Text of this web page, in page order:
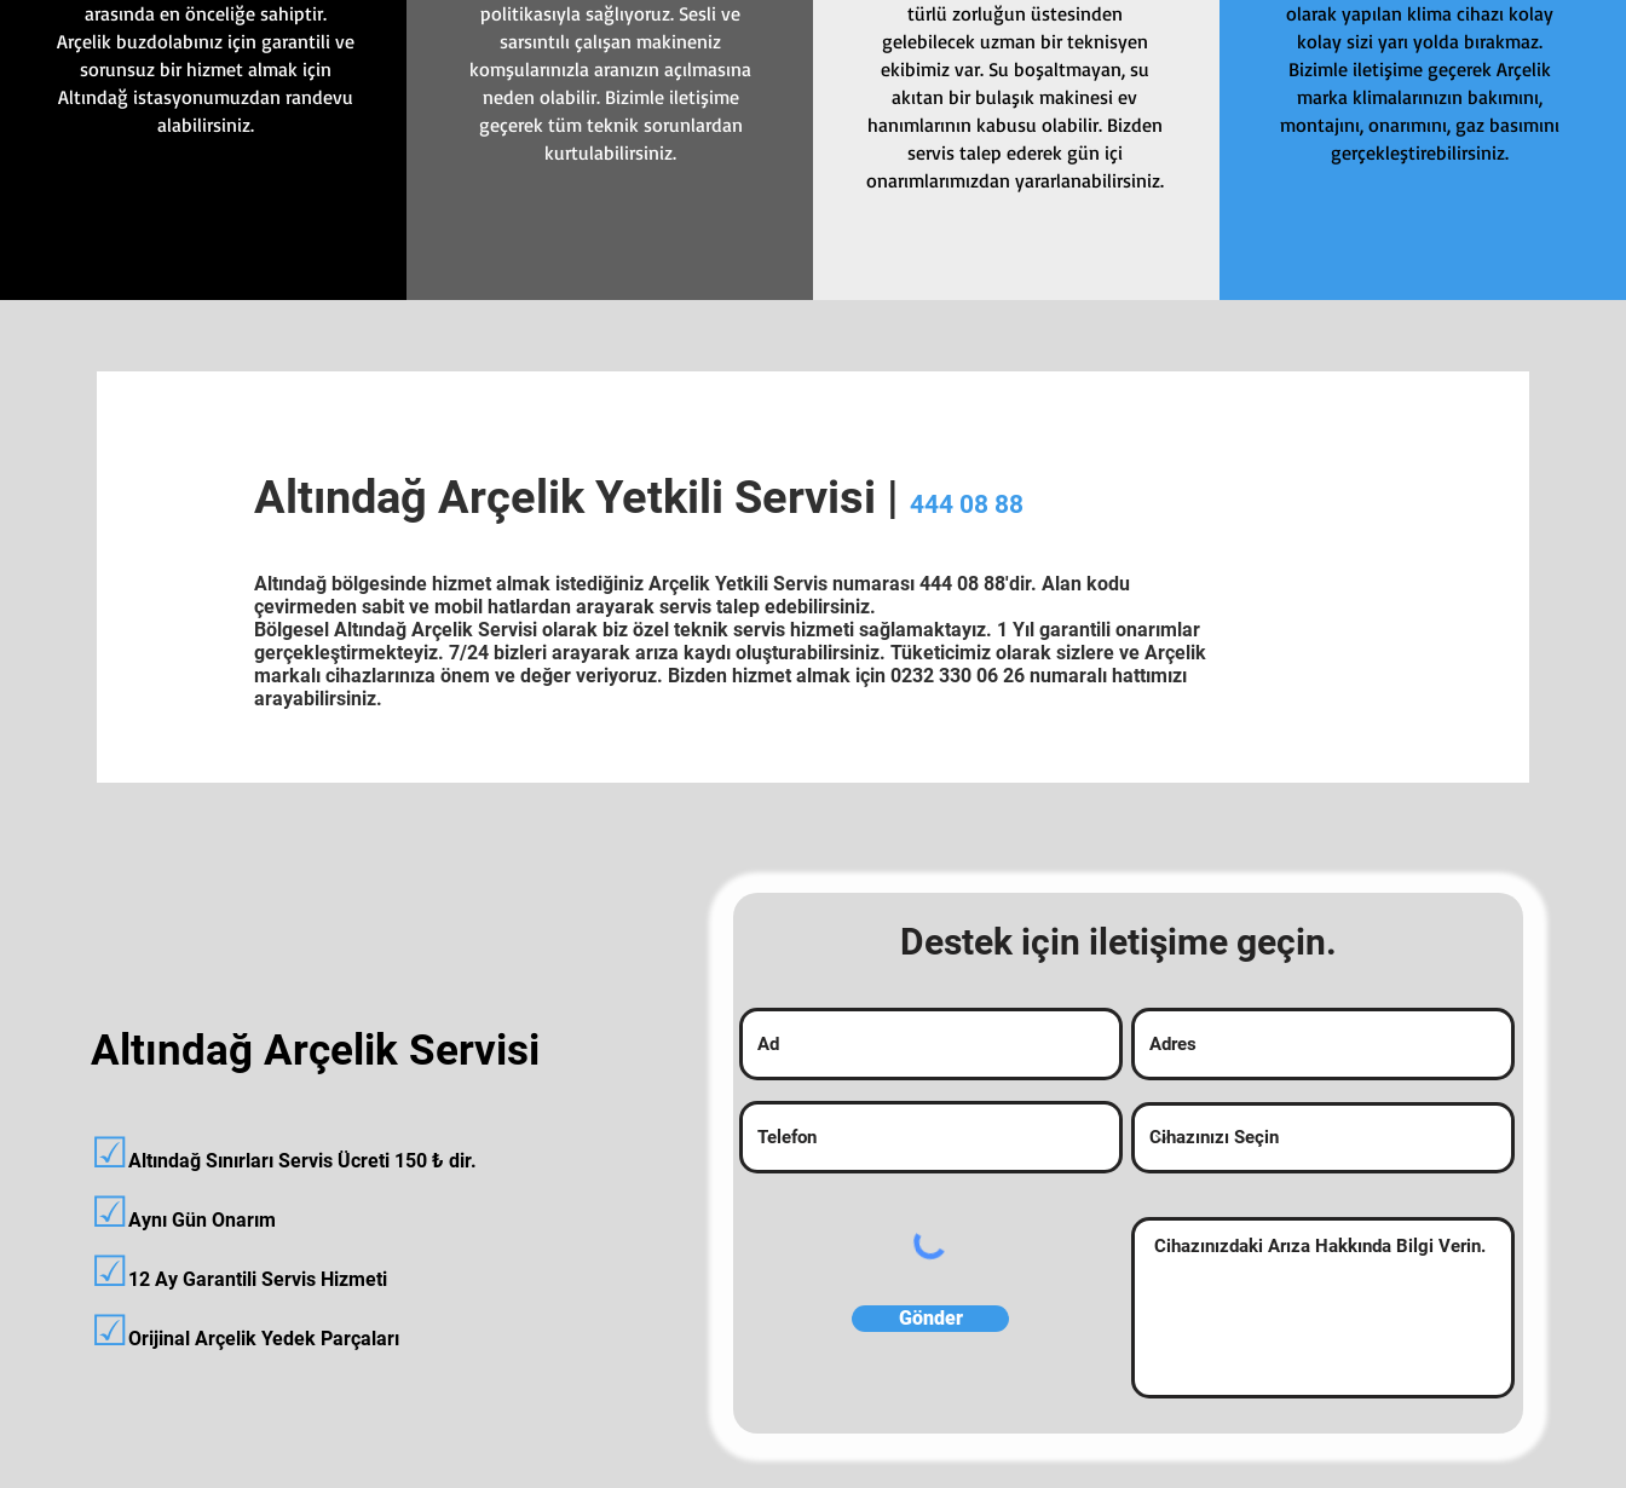
arasında en önceliğe sahiptir.
Arçelik buzdolabınız için garantili ve
sorunsuz bir hizmet almak için
Altındağ istasyonumuzdan randevu
alabilirsiniz.
politikasıyla sağlıyoruz. Sesli ve
sarsıntılı çalışan makineniz
komşularınızla aranızın açılmasına
neden olabilir. Bizimle iletişime
geçerek tüm teknik sorunlardan
kurtulabilirsiniz.
türlü zorluğun üstesinden
gelebilecek uzman bir teknisyen
ekibimiz var. Su boşaltmayan, su
akıtan bir bulaşık makinesi ev
hanımlarının kabusu olabilir. Bizden
servis talep ederek gün içi
onarımlarımızdan yararlanabilirsiniz.
olarak yapılan klima cihazı kolay
kolay sizi yarı yolda bırakmaz.
Bizimle iletişime geçerek Arçelik
marka klimalarınızın bakımını,
montajını, onarımını, gaz basımını
gerçekleştirebilirsiniz.
Altındağ Arçelik Yetkili Servisi | 444 08 88
Altındağ bölgesinde hizmet almak istediğiniz Arçelik Yetkili Servis numarası 444 08 88'dir. Alan kodu
çevirmeden sabit ve mobil hatlardan arayarak servis talep edebilirsiniz.
Bölgesel Altındağ Arçelik Servisi olarak biz özel teknik servis hizmeti sağlamaktayız. 1 Yıl garantili onarımlar
gerçekleştirmekteyiz. 7/24 bizleri arayarak arıza kaydı oluşturabilirsiniz. Tüketicimiz olarak sizlere ve Arçelik
markalı cihazlarınıza önem ve değer veriyoruz. Bizden hizmet almak için 0232 330 06 26 numaralı hattımızı
arayabilirsiniz.
Altındağ Arçelik Servisi
☑Altındağ Sınırları Servis Ücreti 150 ₺ dir.
☑Aynı Gün Onarım
☑ 12 Ay Garantili Servis Hizmeti
☑Orijinal Arçelik Yedek Parçaları
Destek için iletişime geçin.
Gönder